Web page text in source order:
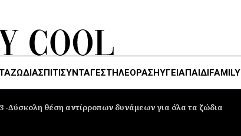
ΖΏΔΙΑΣΠΙΤΙΣΥΝΤΑΓΕΣΤΗΛΕΌΡΑΣΗΥΓΕΊΑΠΑΙΔΙFAMILY
-Δύσκολη θέση αντίρροπων δυνάμεων για όλα τα ζώδια